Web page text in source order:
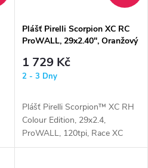
Plášť Pirelli Scorpion XC RC
ProWALL, 29x2.40", Oranžový
1 729 Kč
2 - 3 Dny
Plášť Pirelli Scorpion™ XC RH
Colour Edition, 29x2.4,
ProWALL, 120tpi, Race XC
Compound, oranžový